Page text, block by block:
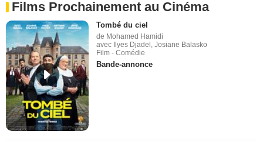
Films Prochainement au Cinéma
Tombé du ciel
de Mohamed Hamidi
avec Ilyes Djadel, Josiane Balasko
Film - Comédie
Bande-annonce